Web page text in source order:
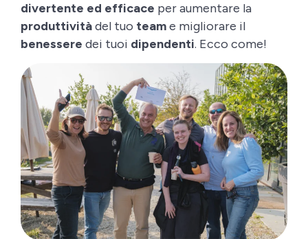
divertente ed efficace per aumentare la
produttivitàdel tuo teame migliorare il
benessere dei tuoi dipendenti. Ecco come!